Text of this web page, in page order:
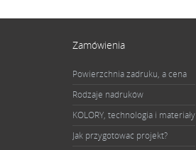
Zamówienia
Powierzchnia zadruku, a cena
Rodzaje nadruków
KOLORY, technologia i materiały
Jak przygotować projekt?